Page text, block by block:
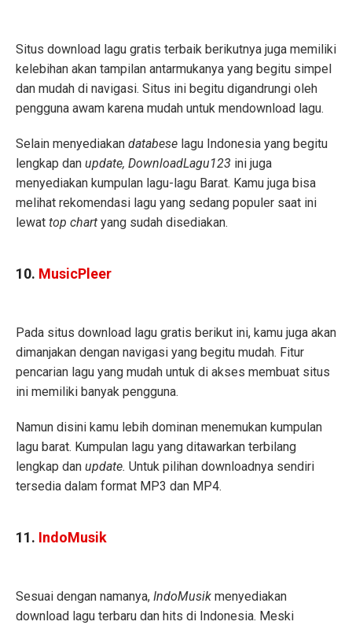
Situs download lagu gratis terbaik berikutnya juga memiliki
kelebihan akan tampilan antarmukanya yang begitu simpel
dan mudah di navigasi. Situs ini begitu digandrungi oleh
pengguna awam karena mudah untuk mendownload lagu.
Selain menyediakan databese lagu Indonesia yang begitu
lengkap dan update, DownloadLagu123 ini juga
menyediakan kumpulan lagu-lagu Barat. Kamu juga bisa
melihat rekomendasi lagu yang sedang populer saat ini
lewat top chart yang sudah disediakan.
10. MusicPleer
Pada situs download lagu gratis berikut ini, kamu juga akan
dimanjakan dengan navigasi yang begitu mudah. Fitur
pencarian lagu yang mudah untuk di akses membuat situs
ini memiliki banyak pengguna.
Namun disini kamu lebih dominan menemukan kumpulan
lagu barat. Kumpulan lagu yang ditawarkan terbilang
lengkap dan update. Untuk pilihan downloadnya sendiri
tersedia dalam format MP3 dan MP4.
11. IndoMusik
Sesuai dengan namanya, IndoMusik menyediakan
download lagu terbaru dan hits di Indonesia. Meski